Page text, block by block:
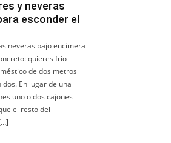
y neveras
esconder el
neveras bajo encimera
quieres frío
de dos metros
En lugar de una
uno o dos cajones
el resto del